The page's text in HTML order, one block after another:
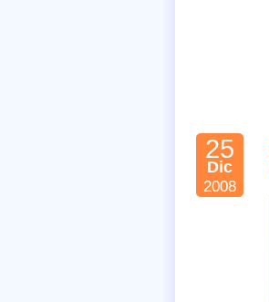
25
Dic
2008